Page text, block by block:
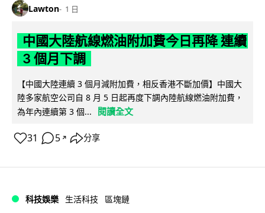
Lawton 1 日
中國大陸航線燃油附加費今日再降 連續
3 個月下調
【中國大陸連續 3 個月減附加費，相反香港不斷加價】中國大
陸多家航空公司自 8 月 5 日起再度下調內陸航線燃油附加費，
為年內連續第 3 個...
閱讀全文
31 5 ↗ 分享
科技娛樂 生活科技 區塊鏈